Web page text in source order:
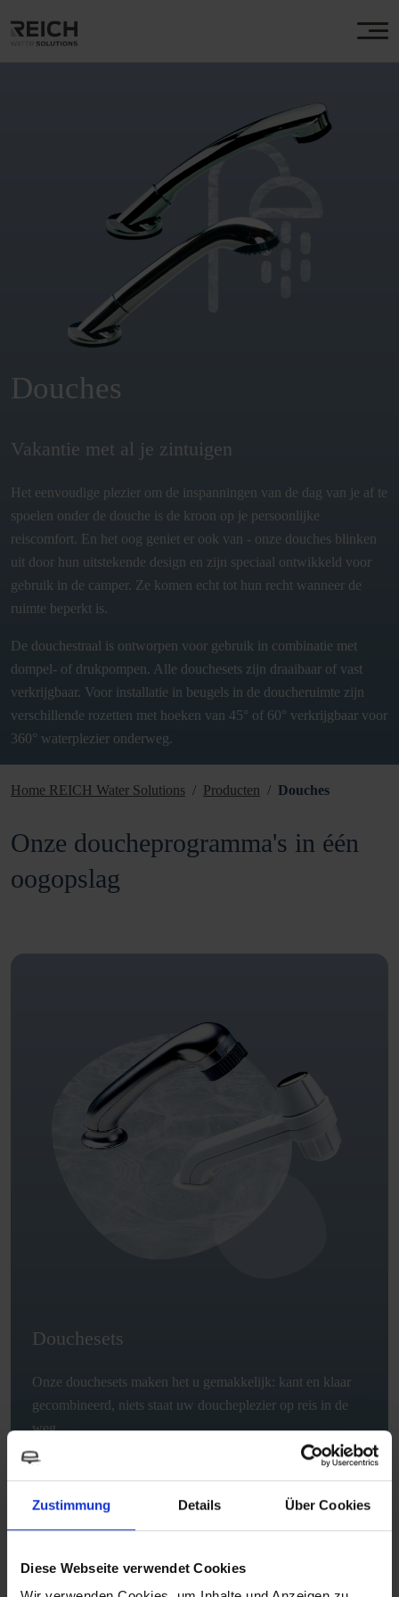
Zustimmung Details Über Cookies
Diese Webseite verwendet Cookies
Douches
Vakantie met al je zintuigen
Het eenvoudige plezier om de inspanningen van de dag van je af te
spoelen onder de douche is de kroon op je persoonlijke
reiscomfort. En het oog geniet er ook van - onze douches blinken
uit door hun uitstekende design en zijn speciaal ontwikkeld voor
gebruik in de camper. Ze komen echt tot hun recht wanneer de
ruimte beperkt is.
De douchestraal is ontworpen voor gebruik in combinatie met
dompel- of drukpompen. Alle douchesets zijn draaibaar of vast
verkrijgbaar. Voor installatie in beugels in de doucheruimte zijn
verschillende rozetten met hoeken van 45° of 60° verkrijgbaar voor
360° waterplezier onderweg.
Home REICH Water Solutions Producten Douches
Onze doucheprogramma's in één
oogopslag
Douchesets
Onze douchesets maken het u gemakkelijk: kant en klaar
gecombineerd, niets staat uw doucheplezier op reis in de
weg.
LEES MEER